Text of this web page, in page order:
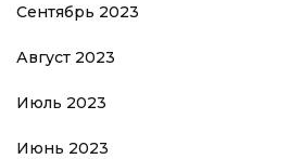
Сентябрь 2023
Август 2023
Июль 2023
Июнь 2023